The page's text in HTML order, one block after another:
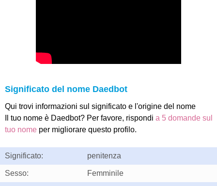
Significato del nome Daedbot
Qui trovi informazioni sul significato e l'origine del nome
Il tuo nome è Daedbot? Per favore, rispondi a 5 domande sul
tuo nome per migliorare questo profilo.
Significato: penitenza
Sesso: Femminile